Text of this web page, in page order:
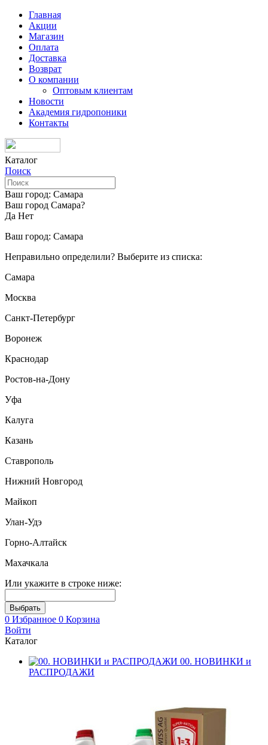
Главная
Акции
Магазин
Оплата
Доставка
Возврат
О компании
Оптовым клиентам
Новости
Академия гидропоники
Контакты
Каталог
Поиск
Ваш город: Самара
Ваш город Самара?
Да Нет
Ваш город: Самара
Неправильно определили? Выберите из списка:
Самара
Москва
Санкт-Петербург
Воронеж
Краснодар
Ростов-на-Дону
Уфа
Калуга
Казань
Ставрополь
Нижний Новгород
Майкоп
Улан-Удэ
Горно-Алтайск
Махачкала
Или укажите в строке ниже:
0 Избранное 0 Корзина
Войти
Каталог
00. НОВИНКИ и
РАСПРОДАЖИ